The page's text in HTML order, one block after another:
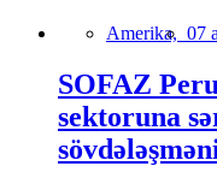
Amerika, 07
SOFAZ
sektoruna